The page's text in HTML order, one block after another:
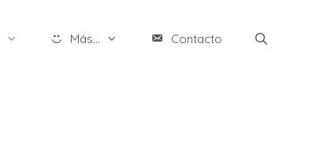
Más... Contacto